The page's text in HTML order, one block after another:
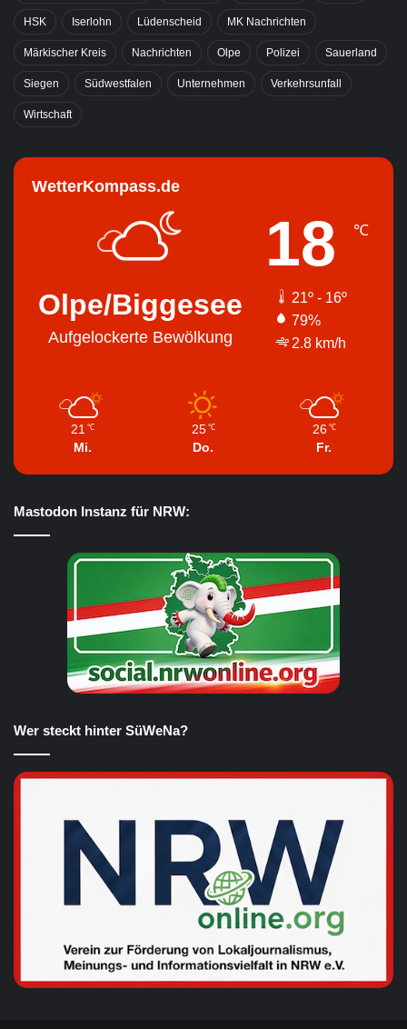
HSK Iserlohn Lüdenscheid MK Nachrichten
Märkischer Kreis Nachrichten Olpe Polizei Sauerland
Siegen Südwestfalen Unternehmen Verkehrsunfall
Wirtschaft
WetterKompass.de
Olpe/Biggesee
Aufgelockerte Bewölkung
18 ℃
21º - 16º
79%
2.8 km/h
21 ℃
Mi.
25 ℃
Do.
26 ℃
Fr.
Mastodon Instanz für NRW:
Wer steckt hinter SüWeNa?